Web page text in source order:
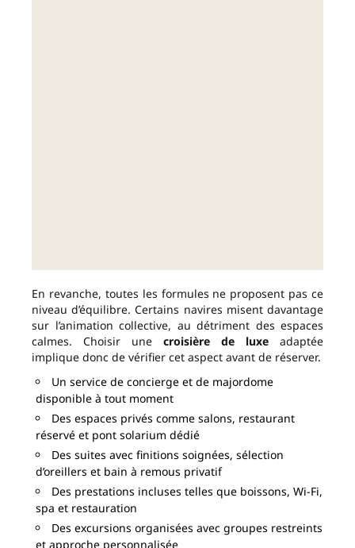
En revanche, toutes les formules ne proposent pas ce
niveau d’équilibre. Certains navires misent davantage
sur l’animation collective, au détriment des espaces
calmes. Choisir une croisière de luxe adaptée
implique donc de vérifier cet aspect avant de réserver.
Un service de concierge et de majordome
disponible à tout moment
Des espaces privés comme salons, restaurant
réservé et pont solarium dédié
Des suites avec finitions soignées, sélection
d’oreillers et bain à remous privatif
Des prestations incluses telles que boissons, Wi-Fi,
spa et restauration
Des excursions organisées avec groupes restreints
et approche personnalisée